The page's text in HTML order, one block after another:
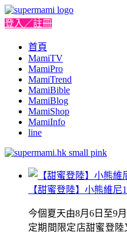
登入／註冊
首頁
MamiTV
MamiPro
MamiTrend
MamiBible
MamiBlog
MamiShop
MamiInfo
line
【甜蜜登陸】小熊維
今個夏天由8月6日至9
定期間限定店甜蜜登